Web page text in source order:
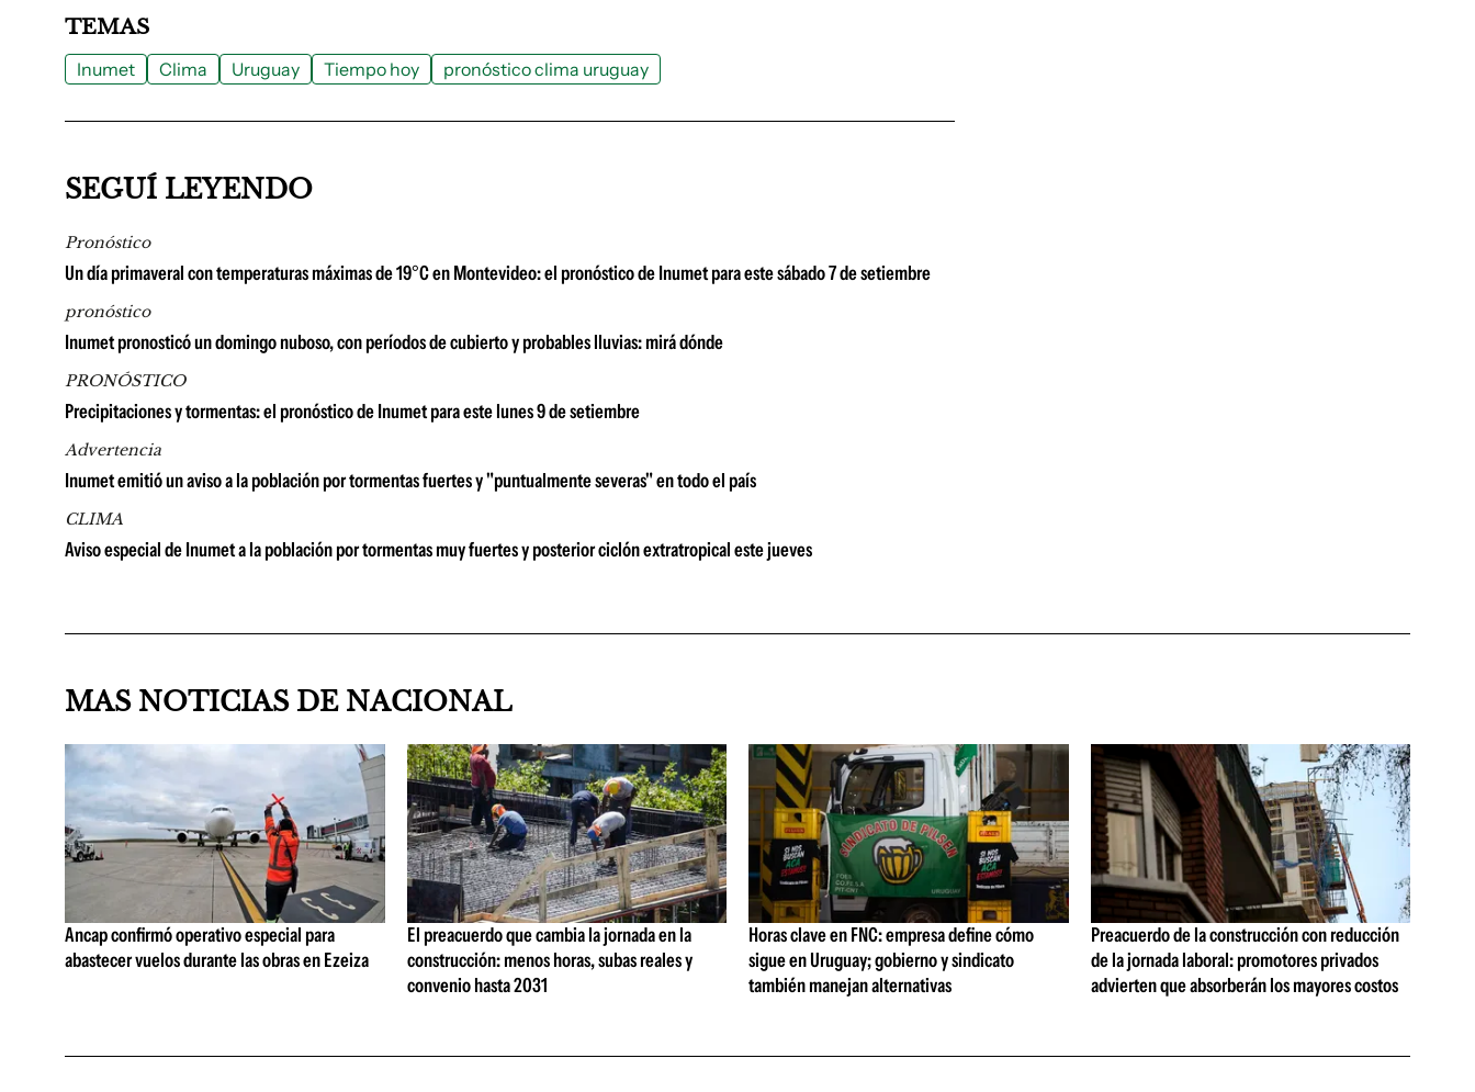
TEMAS
Inumet Clima Uruguay Tiempo hoy pronóstico clima uruguay
SEGUÍ LEYENDO
Pronóstico
Un día primaveral con temperaturas máximas de 19°C en Montevideo: el pronóstico de Inumet para este sábado 7 de setiembre
pronóstico
Inumet pronosticó un domingo nuboso, con períodos de cubierto y probables lluvias: mirá dónde
PRONÓSTICO
Precipitaciones y tormentas: el pronóstico de Inumet para este lunes 9 de setiembre
Advertencia
Inumet emitió un aviso a la población por tormentas fuertes y "puntualmente severas" en todo el país
CLIMA
Aviso especial de Inumet a la población por tormentas muy fuertes y posterior ciclón extratropical este jueves
MAS NOTICIAS DE NACIONAL
Ancap confirmó operativo especial para
abastecer vuelos durante las obras en Ezeiza
El preacuerdo que cambia la jornada en la
construcción: menos horas, subas reales y
convenio hasta 2031
Horas clave en FNC: empresa define cómo
sigue en Uruguay; gobierno y sindicato
también manejan alternativas
Preacuerdo de la construcción con reducción
de la jornada laboral: promotores privados
advierten que absorberán los mayores costos